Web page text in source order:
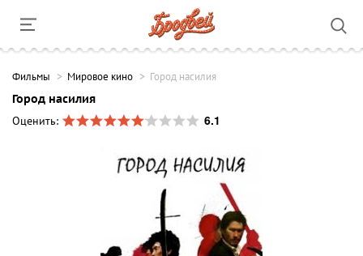
Фильмы Мировое кино Город насилия
Город насилия
Оценить:
6.1